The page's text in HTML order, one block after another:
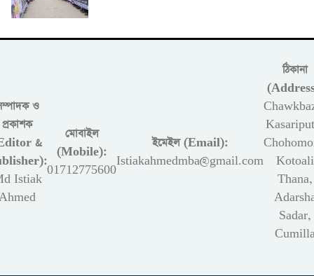
ও
প্রকাশক
&
Istiak
মোবাইল
(Mobile):
01712775600
ইমেইল (Email):
Istiakahmedmba@gmail.com
ঠিকানা
Kotoali
Thana,
Sadar,